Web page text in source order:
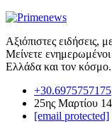
Αξιόπιστες ειδήσεις,
Μείνετε
Ελλάδα και τον κόσμο.
+30.6975757175
25ης Μαρτίου
[email protected]